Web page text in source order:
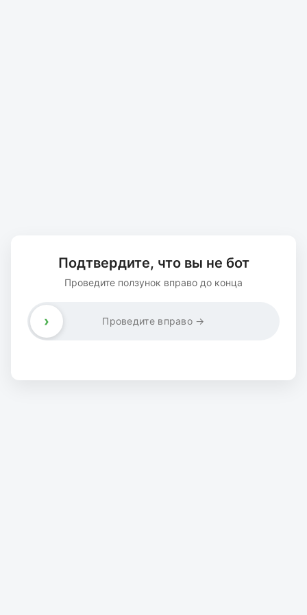
Подтвердите, что вы не бот
Проведите ползунок вправо до конца
Проведите вправо →
›